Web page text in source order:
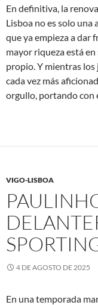
En definitiva, la
Lisboa no es solo una
que ya empieza a dar
mayor riqueza está
propio. Y mientras los
cada vez más
orgullo, portando con
VIGO-LISBOA
4 DE AGOSTO DE 2025
En una temporada